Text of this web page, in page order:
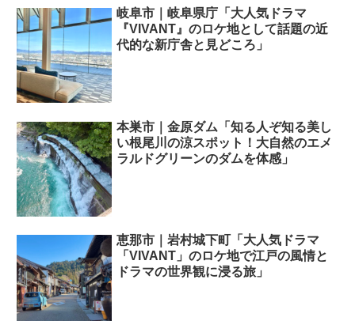
岐阜市｜岐阜県庁「大人気ドラマ
『VIVANT』のロケ地として話題の近
代的な新庁舎と見どころ」
本巣市｜金原ダム「知る人ぞ知る美し
い根尾川の涼スポット！大自然のエメ
ラルドグリーンのダムを体感」
恵那市｜岩村城下町「大人気ドラマ
「VIVANT」のロケ地で江戸の風情と
ドラマの世界観に浸る旅」